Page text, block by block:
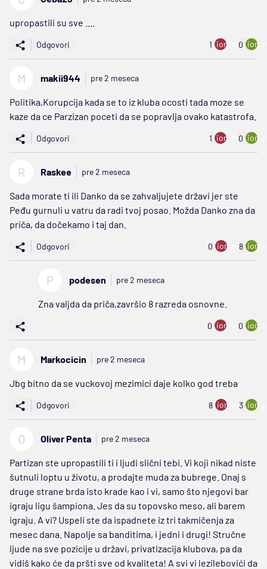
upropastili su sve ....
Odgovori 1 ion:minus
0
M makii944 pre 2 meseca
Politika,Korupcija kada se to iz kluba ocosti tada moze se
kaze da ce Parzizan poceti da se popravlja ovako katastrofa.
Odgovori 1 ion:minus
0
R Raskee pre 2 meseca
Sada morate ti ili Danko da se zahvaljujete državi jer ste
Peđu gurnuli u vatru da radi tvoj posao. Možda Danko zna da
priča, da dočekamo i taj dan.
Odgovori 0 ion:minus
8
P podesen pre 2 meseca
Zna valjda da priča,završio 8 razreda osnovne.
0 ion:minus
0
M Markocicin pre 2 meseca
Jbg bitno da se vuckovoj mezimici daje kolko god treba
Odgovori 8 ion:minus
3
O Oliver Penta pre 2 meseca
Partizan ste upropastili ti i ljudi slični tebi. Vi koji nikad niste
šutnuli loptu u životu, a prodajte muda za bubrege. Onaj s
druge strane brda isto krade kao i vi, samo što njegovi bar
igraju ligu šampiona. Jes da su topovsko meso, ali barem
igraju. A vi? Uspeli ste da ispadnete iz tri takmičenja za
mesec dana. Napolje sa banditima, i jedni i drugi! Stručne
ljude na sve pozicije u državi, privatizacija klubova, pa da
vidiš kako će da pršti sve od kvaliteta! A svi vi lezilebovići da